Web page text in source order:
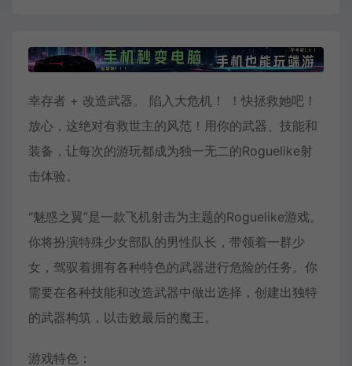
幸存者 + 改造武器。 陷入大危机！ ！快拯救她吧！
放心，这绝对有救世主的风范！用你的武器、技能和
装备，让每次的游玩都成为独一无二的Roguelike射
击体验。
“魅惑之翼”是一款飞机射击为主题的Roguelike游戏。
你将扮演特殊少女部队的男性队长，带领着一群少
女，驾驭着拥有各种特色的武器进行危险的任务。你
需要在各种技能和改造武器中做出选择，创建出独特
的武器构筑，以击败最后的魔王。
游戏特色：